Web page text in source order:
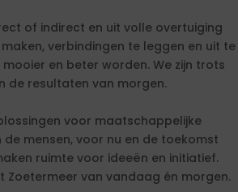
of indirect en uit volle overtuiging
verbindingen te leggen en uit te
en beter worden. We zijn trots
de resultaten van morgen.
voor maatschappelijke
mensen, voor nu en de toekomst
ruimte voor ideeën en initiatief.
van vandaag én morgen.